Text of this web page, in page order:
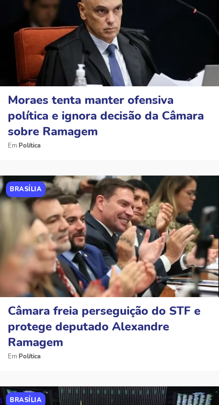
Moraes tenta manter ofensiva
política e ignora decisão da Câmara
sobre Ramagem
Política
BRASÍLIA
Câmara freia perseguição do STF e
protege deputado Alexandre
Ramagem
Política
BRASÍLIA